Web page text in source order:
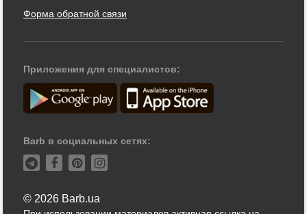
Форма обратной связи
Приложения для специалистов:
Barb в социальных сетях:
© 2026 Barb.ua